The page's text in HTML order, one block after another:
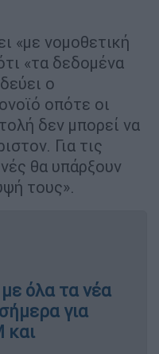
«με νομοθετική
«τα δεδομένα
ο
οπότε οι
δεν μπορεί να
Για τις
θα υπάρξουν
τους».
όλα τα νέα
για